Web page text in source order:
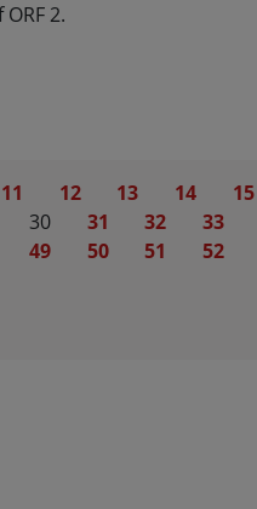
2.
11 12 13 14 15
30 31 32 33
49 50 51 52